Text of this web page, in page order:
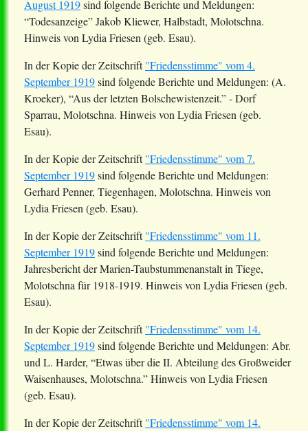
August 1919sind folgende Berichte und Meldungen:
“Todesanzeige” JakobKliewer, Halbstadt, Molotschna.
Hinweis von Lydia Friesen (geb. Esau).
In der Kopie der Zeitschrift"Friedensstimme" vom 4.
September1919sind folgende Berichte und Meldungen: (A.
Kroeker), “Aus der letztenBolschewistenzeit.” - Dorf
Sparrau, Molotschna. Hinweis von Lydia Friesen (geb.
Esau).
In der Kopie der Zeitschrift"Friedensstimme" vom 7.
September 1919sind folgende Berichte und Meldungen:
Gerhard Penner, Tiegenhagen, Molotschna. Hinweis von
Lydia Friesen (geb. Esau).
In der Kopie der Zeitschrift"Friedensstimme" vom 11.
September 1919sind folgende Berichte und Meldungen:
Jahresbericht der Marien-Taubstummenanstalt inTiege,
Molotschna für 1918-1919. Hinweis von Lydia Friesen (geb.
Esau).
In der Kopie der Zeitschrift"Friedensstimme" vom 14.
September 1919sind folgende Berichte und Meldungen: Abr.
und L. Harder, “Etwas über die II. Abteilung des Großweider
Waisenhauses, Molotschna.” Hinweis von Lydia Friesen
(geb. Esau).
In der Kopie der Zeitschrift"Friedensstimme" vom 14.